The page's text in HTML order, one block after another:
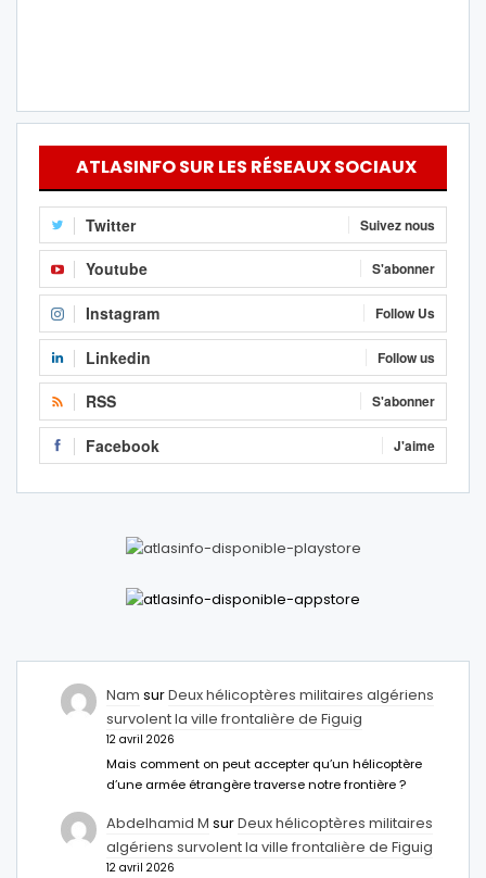
ATLASINFO SUR LES RÉSEAUX SOCIAUX
Twitter Suivez nous
Youtube S'abonner
Instagram Follow Us
Linkedin Follow us
RSS S'abonner
Facebook J'aime
Nam surDeux hélicoptères militaires algériens
survolent la ville frontalière de Figuig
12 avril 2026
Mais comment on peut accepter qu’un hélicoptère
d’une armée étrangère traverse notre frontière ?
Abdelhamid M surDeux hélicoptères militaires
algériens survolent la ville frontalière de Figuig
12 avril 2026